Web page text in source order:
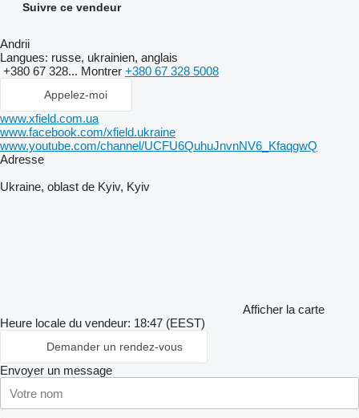
Suivre ce vendeur
Andrii
Langues: russe, ukrainien, anglais
+380 67 328... Montrer +380 67 328 5008
Appelez-moi
www.xfield.com.ua
www.facebook.com/xfield.ukraine
www.youtube.com/channel/UCFU6QuhuJnvnNV6_KfaqgwQ
Adresse
Ukraine, oblast de Kyiv, Kyiv
Afficher la carte
Heure locale du vendeur: 18:47 (EEST)
Demander un rendez-vous
Envoyer un message